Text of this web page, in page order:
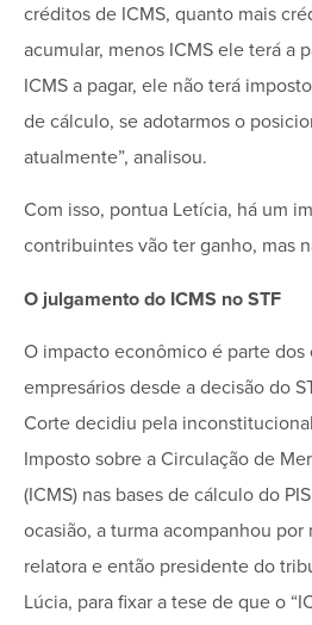
créditos de ICMS, quanto mais
acumular, menos ICMS ele terá a
ICMS a pagar, ele não terá
de cálculo, se adotarmos o
atualmente”, analisou.
Com isso, pontua Letícia, há um
contribuintes vão ter ganho, mas
O julgamento do ICMS no STF
O impacto econômico é parte dos
empresários desde a decisão do
Corte decidiu pela
Imposto sobre a Circulação de
(ICMS) nas bases de cálculo do
ocasião, a turma acompanhou por
relatora e então presidente do
Lúcia, para fixar a tese de que o